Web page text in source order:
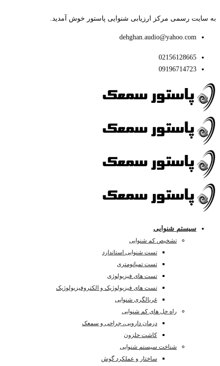
به سایت رسمی مرکز ارزیابی شنوایی پاستور خوش آمدید.
dehghan.audio@yahoo.com
02156128665
09196714723
سیستم شنوایی
تشخیص کم شنوایی
تست شنوایی استاندارد
تست تمپانومتری
تست های فیزیولوژی
تست های فیزیولوژیک و الکتروفیزیولوژیک
غربالگری شنوایی
راه حل های کم شنوایی
درمان دارویی، جراحی و سمعک
کاشت حلزون
شناخت سیستم شنوایی
ساختار و عملکرد گوش